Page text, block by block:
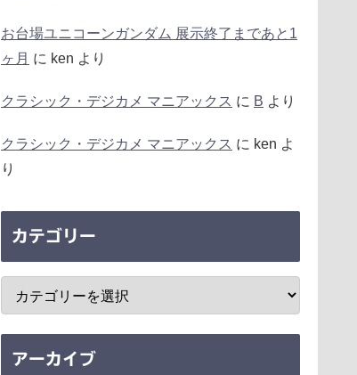
お台場ユニコーンガンダム 展示終了まであと1
ヶ月 に ken より
クラシック・デジカメ マニアックス に B より
クラシック・デジカメ マニアックス に ken よ
り
カテゴリー
アーカイブ